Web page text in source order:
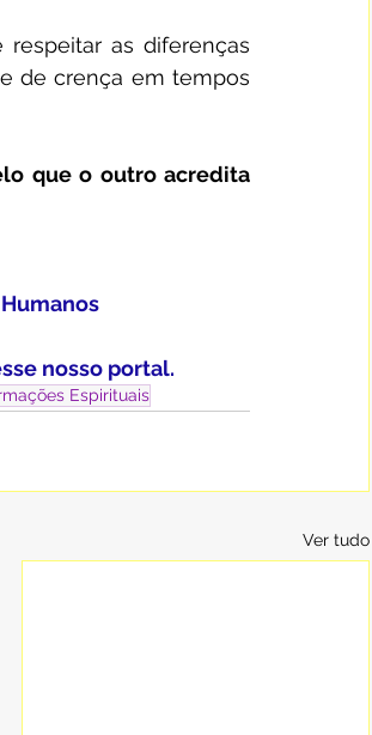
as diferenças
de crença em tempos
que o outro acredita
nosso portal.
Espirituais
Ver tudo